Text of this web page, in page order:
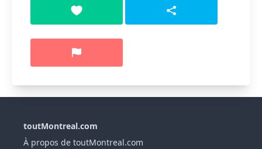
toutMontreal.com
À propos de toutMontreal.com